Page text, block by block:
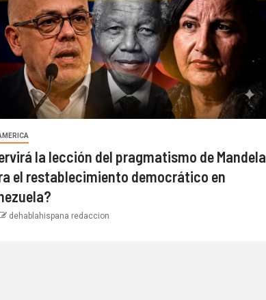
la lección del pragmatismo de Mandela
el restablecimiento democrático en
dehablahispana redaccion